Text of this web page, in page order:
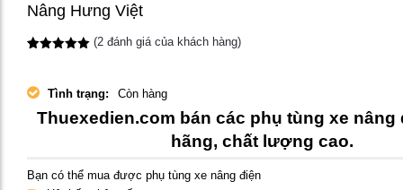
Nâng Hưng Việt
(2 đánh giá của khách hàng)
Tình trạng: Còn hàng
Thuexedien.com bán các phụ tùng xe nâng
hãng, chất lượng cao.
Bạn có thể mua được phụ tùng xe nâng điện